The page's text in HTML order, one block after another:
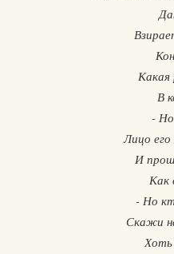
Какая
В
-
Лицо его
И
Как
- Но
Скажи
Хоть